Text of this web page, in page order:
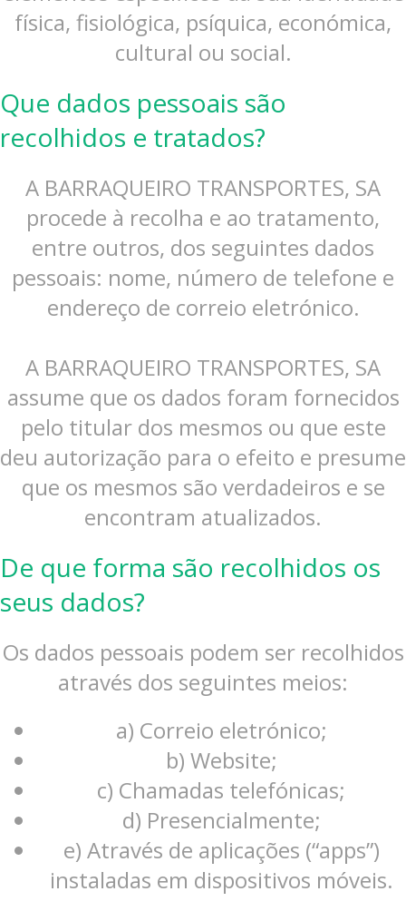
física, fisiológica, psíquica, económica,
cultural ou social.
Que dados pessoais são
recolhidos e tratados?
A BARRAQUEIRO TRANSPORTES, SA
procede à recolha e ao tratamento,
entre outros, dos seguintes dados
pessoais: nome, número de telefone e
endereço de correio eletrónico.
A BARRAQUEIRO TRANSPORTES, SA
assume que os dados foram fornecidos
pelo titular dos mesmos ou que este
deu autorização para o efeito e presume
que os mesmos são verdadeiros e se
encontram atualizados.
De que forma são recolhidos os
seus dados?
Os dados pessoais podem ser recolhidos
através dos seguintes meios:
a) Correio eletrónico;
b) Website;
c) Chamadas telefónicas;
d) Presencialmente;
e) Através de aplicações (“apps”)
instaladas em dispositivos móveis.